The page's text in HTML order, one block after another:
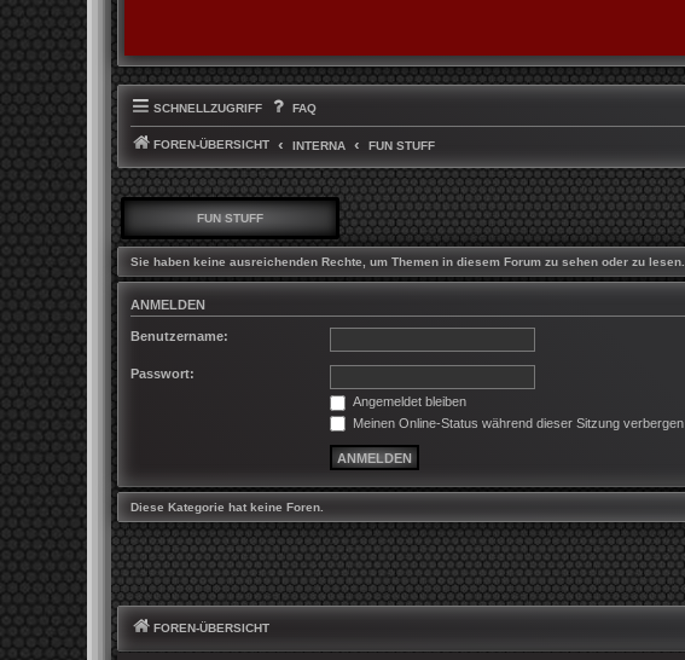
SCHNELLZUGRIFF FAQ
FOREN-ÜBERSICHT INTERNA FUN STUFF
FUN STUFF
Sie haben keine ausreichenden Rechte, um Themen in diesem Forum zu sehen oder zu lesen.
ANMELDEN
Benutzername:
Passwort:
Angemeldet bleiben
Meinen Online-Status während dieser Sitzung verbergen
Diese Kategorie hat keine Foren.
FOREN-ÜBERSICHT